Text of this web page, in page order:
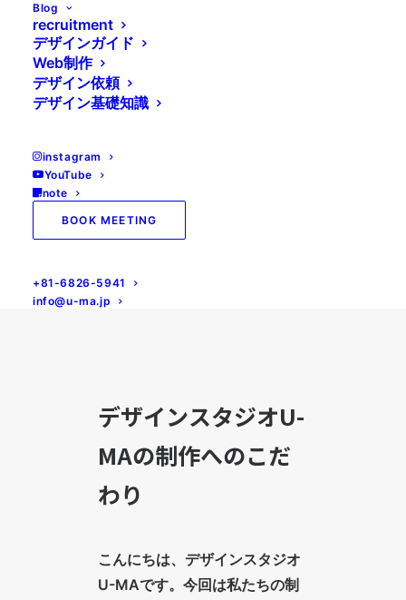
Blog
recruitment
デザインガイド
Web制作
デザイン依頼
デザイン基礎知識
instagram
YouTube
note
BOOK MEETING
+81-6826-5941
info@u-ma.jp
Home all
デザインスタジオU-
MAの制作へのこだ
わり
こんにちは、デザインスタジオ
U-MAです。今回は私たちの制